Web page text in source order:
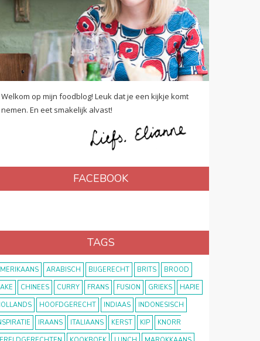
Welkom op mijn foodblog! Leuk dat je een kijkje komt
nemen. En eet smakelijk alvast!
FACEBOOK
TAGS
ARABISCH BIJGERECHT BRITS
BROOD
CHINEES CURRY FRANS FUSION GRIEKS
HAPJE
HOOFDGERECHT INDIAAS
INDONESISCH
IRAANS ITALIAANS KERST KIP
KNORR